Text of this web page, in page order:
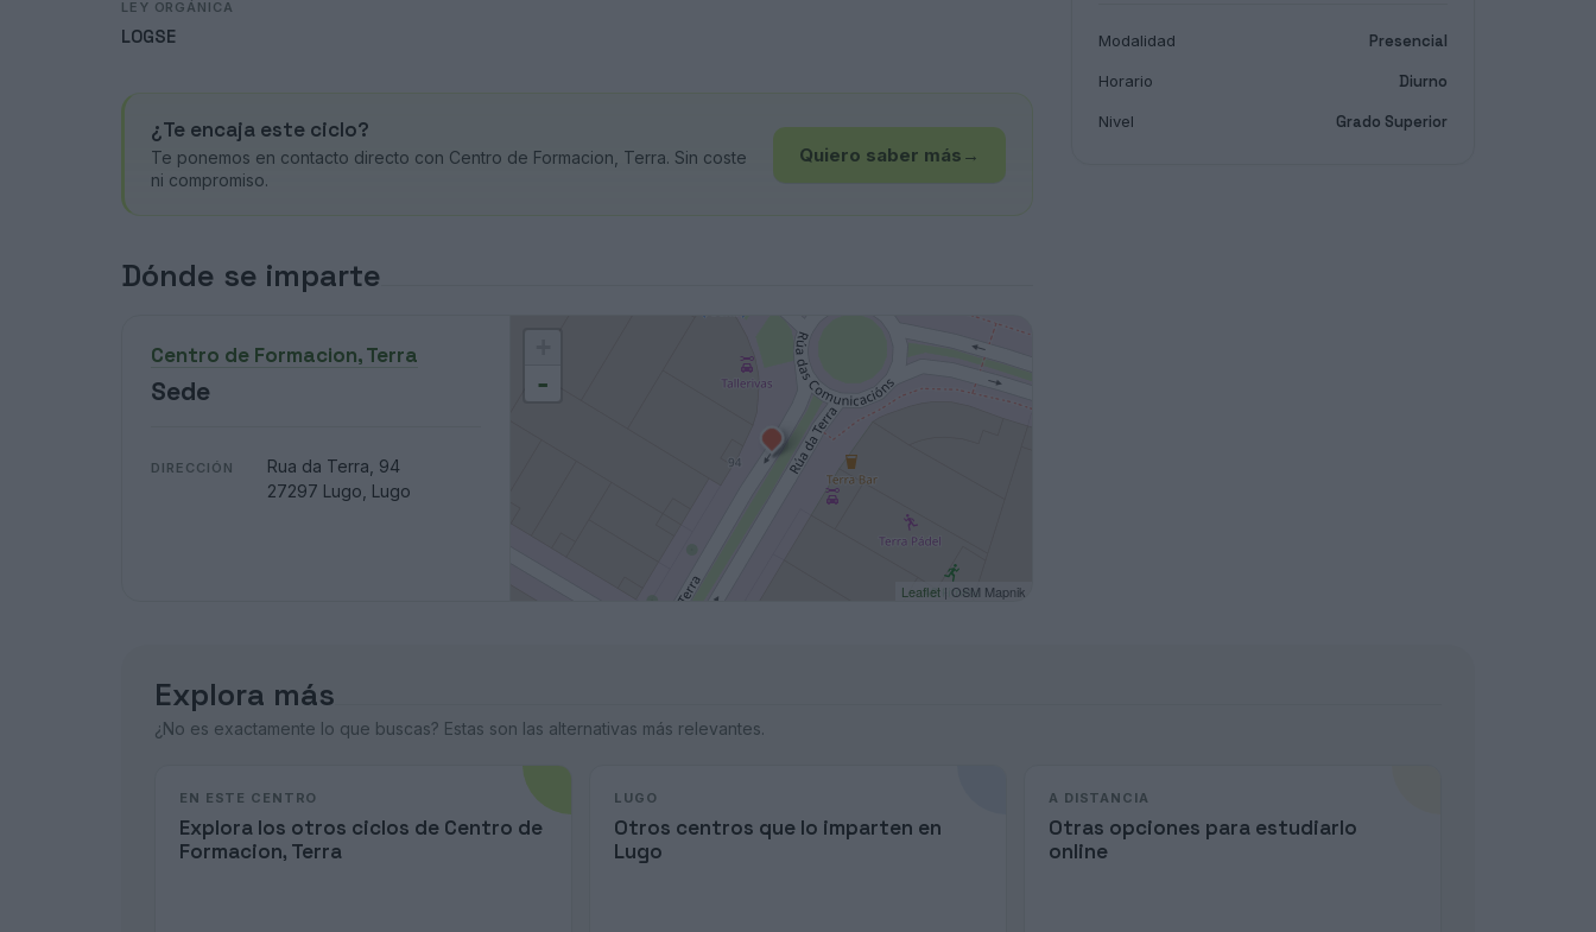
LEY ORGÁNICA
LOGSE
¿Te encaja este ciclo?
Te ponemos en contacto directo con Centro de Formacion, Terra. Sin coste
ni compromiso.
Quiero saber más →
Dónde se imparte
Centro de Formacion, Terra
Sede
DIRECCIÓN
Rua da Terra, 94
27297 Lugo, Lugo
-
Leaflet| OSM Mapnik
Modalidad Presencial
Horario Diurno
Nivel Grado Superior
Explora más
¿No es exactamente lo que buscas? Estas son las alternativas más relevantes.
EN ESTE CENTRO
Explora los otros ciclos de Centro de
Formacion, Terra
LUGO
Otros centros que lo imparten en
Lugo
A DISTANCIA
Otras opciones para estudiarlo
online